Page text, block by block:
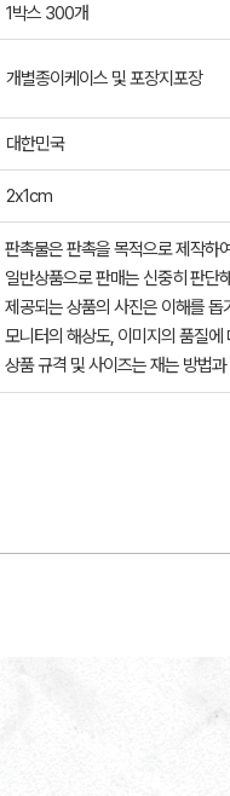
1박스 300개
개별종이케이스 및 포장지포장
대한민국
2x1cm
판촉물은 판촉을 목적으로 제작하
일반상품으로 판매는 신중히 판단
제공되는 상품의 사진은 이해를
모니터의 해상도, 이미지의 품질
상품 규격 및 사이즈는 재는 방법